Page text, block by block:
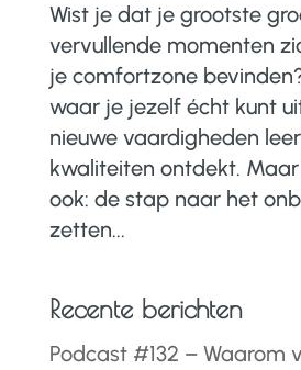
Wist je dat je grootste
vervullende momenten
je comfortzone
waar je jezelf écht kunt
nieuwe vaardigheden
kwaliteiten ontdekt.
ook: de stap naar het
zetten...
Recente berichten
Podcast #132 – Waarom